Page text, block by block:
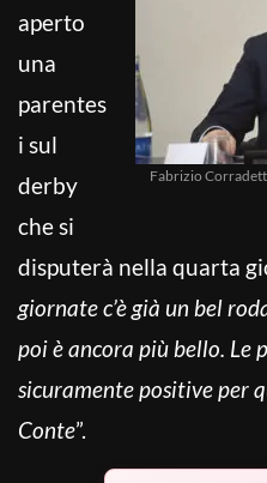
Fabrizio
aperto
una
parentes
i sul
derby
che si
disputerà nella quarta
giornate c’è già un bel
poi è ancora più bello. Le
sicuramente positive per
Conte”.